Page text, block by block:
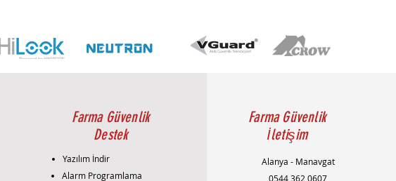
Farma Güvenlik
Destek
Yazılım İndir
Alarm Programlama
Farma Güvenlik
İletişim
Alanya - Manavgat
0544 362 0607